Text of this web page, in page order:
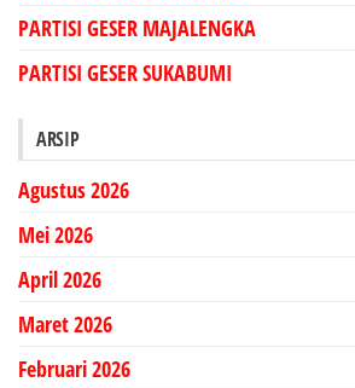
PARTISI GESER MAJALENGKA
PARTISI GESER SUKABUMI
ARSIP
Agustus 2026
Mei 2026
April 2026
Maret 2026
Februari 2026